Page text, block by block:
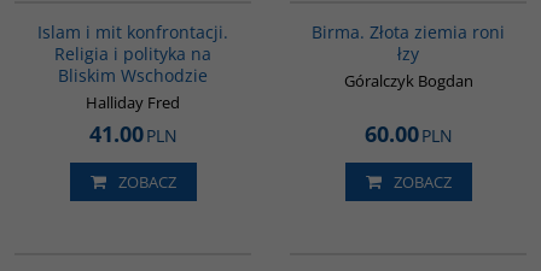
Islam i mit konfrontacji.
Religia i polityka na
Bliskim Wschodzie
Halliday Fred
41.00PLN
ZOBACZ
Birma. Złota ziemia roni
łzy
Góralczyk Bogdan
60.00PLN
ZOBACZ